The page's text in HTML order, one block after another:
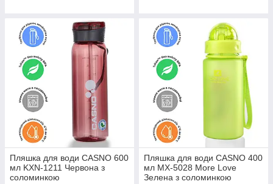
Пляшка для води CASNO 600
мл KXN-1211 Червона з
соломинкою
Пляшка для води CASNO 400
мл MX-5028 More Love
Зелена з соломинкою